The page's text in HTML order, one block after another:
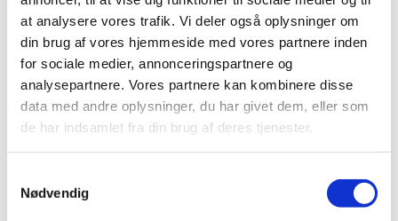
at analysere vores trafik. Vi deler også oplysninger om
din brug af vores hjemmeside med vores partnere inden
for sociale medier, annonceringspartnere og
analysepartnere. Vores partnere kan kombinere disse
data med andre oplysninger, du har givet dem, eller som
de har indsamlet fra din brug af deres tjenester.
Nødvendig
12. september 2022
Pfizer/BioNTechs bivalente covid-19-vaccine, der blev
godkendt 1. september, er blevet videreudviklet til en…
Ledig bevilling til Grøndalsapoteket
|6. september 2022 |